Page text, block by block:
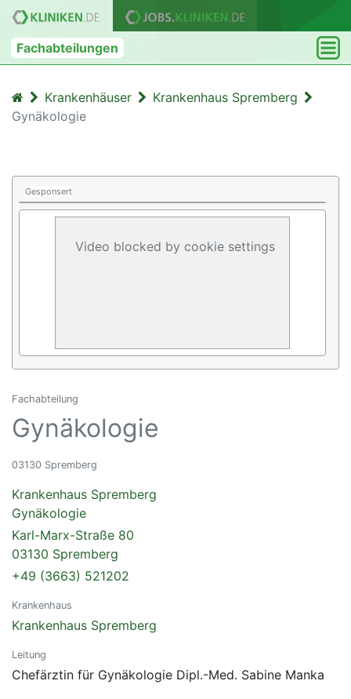
Fachabteilungen
Krankenhäuser
Krankenhaus Spremberg
Gynäkologie
Gesponsert
Video blocked by cookie settings
Fachabteilung
Gynäkologie
03130 Spremberg
Krankenhaus Spremberg
Gynäkologie
Karl-Marx-Straße 80
03130 Spremberg
+49 (3663) 521202
Krankenhaus
Krankenhaus Spremberg
Leitung
Chefärztin für Gynäkologie Dipl.-Med. Sabine Manka